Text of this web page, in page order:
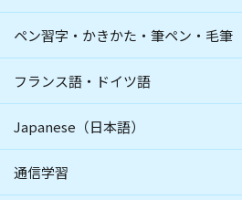
ペン習字・かきかた・筆ペン・毛筆
フランス語・ドイツ語
Japanese（日本語）
通信学習